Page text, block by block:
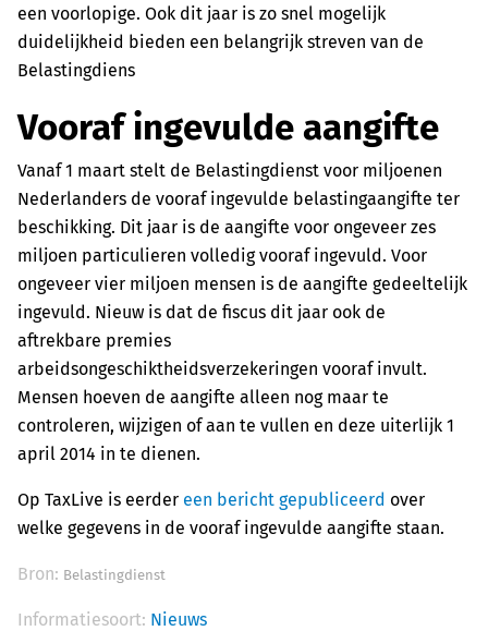
een voorlopige. Ook dit jaar is zo snel mogelijk
duidelijkheid bieden een belangrijk streven van de
Belastingdiens
Vooraf ingevulde aangifte
Vanaf 1 maart stelt de Belastingdienst voor miljoenen
Nederlanders de vooraf ingevulde belastingaangifte ter
beschikking. Dit jaar is de aangifte voor ongeveer zes
miljoen particulieren volledig vooraf ingevuld. Voor
ongeveer vier miljoen mensen is de aangifte gedeeltelijk
ingevuld. Nieuw is dat de fiscus dit jaar ook de
aftrekbare premies
arbeidsongeschiktheidsverzekeringen vooraf invult.
Mensen hoeven de aangifte alleen nog maar te
controleren, wijzigen of aan te vullen en deze uiterlijk 1
april 2014 in te dienen.
Op TaxLive is eerder een bericht gepubliceerd over
welke gegevens in de vooraf ingevulde aangifte staan.
Bron: Belastingdienst
Informatiesoort: Nieuws